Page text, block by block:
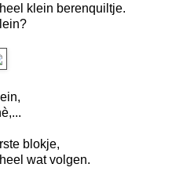
klein berenquiltje.
blokje,
wat volgen.